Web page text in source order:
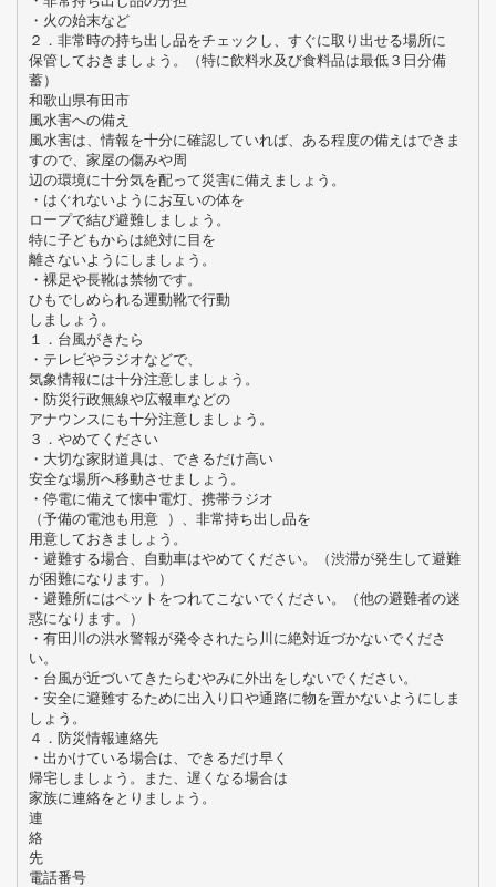
・火の始末など
２．非常時の持ち出し品をチェックし、すぐに取り出せる場所に
保管しておきましょう。（特に飲料水及び食料品は最低３日分備
蓄）
和歌山県有田市
風水害への備え
風水害は、情報を十分に確認していれば、ある程度の備えはできま
すので、家屋の傷みや周
辺の環境に十分気を配って災害に備えましょう。
・はぐれないようにお互いの体を
ロープで結び避難しましょう。
特に子どもからは絶対に目を
離さないようにしましょう。
・裸足や長靴は禁物です。
ひもでしめられる運動靴で行動
しましょう。
１．台風がきたら
・テレビやラジオなどで、
気象情報には十分注意しましょう。
・防災行政無線や広報車などの
アナウンスにも十分注意しましょう。
３．やめてください
・大切な家財道具は、できるだけ高い
安全な場所へ移動させましょう。
・停電に備えて懐中電灯、携帯ラジオ
（予備の電池も用意 ）、非常持ち出し品を
用意しておきましょう。
・避難する場合、自動車はやめてください。（渋滞が発生して避難
が困難になります。）
・避難所にはペットをつれてこないでください。（他の避難者の迷
惑になります。）
・有田川の洪水警報が発令されたら川に絶対近づかないでくださ
い。
・台風が近づいてきたらむやみに外出をしないでください。
・安全に避難するために出入り口や通路に物を置かないようにしま
しょう。
４．防災情報連絡先
・出かけている場合は、できるだけ早く
帰宅しましょう。また、遅くなる場合は
家族に連絡をとりましょう。
連
絡
先
電話番号